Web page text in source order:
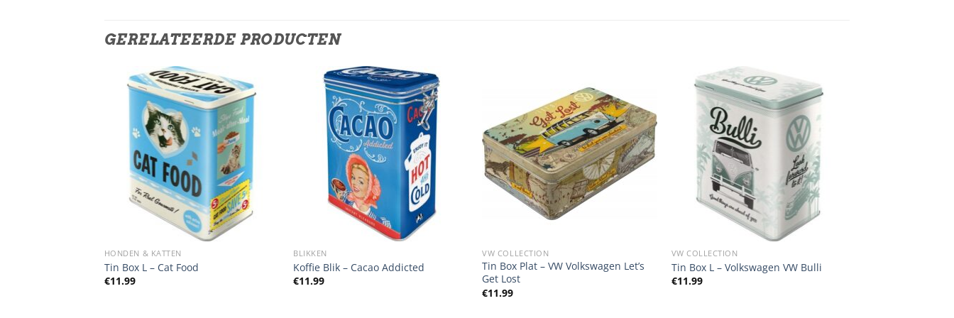
GERELATEERDE PRODUCTEN
HONDEN & KATTEN
Tin Box L – Cat Food
€11.99
BLIKKEN
Koffie Blik – Cacao Addicted
€11.99
VW COLLECTION
Tin Box Plat – VW Volkswagen Let’s
Get Lost
€11.99
VW COLLECTION
Tin Box L – Volkswagen VW Bulli
€11.99